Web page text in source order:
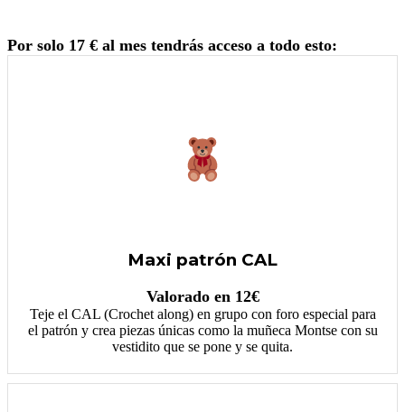
Por solo 17 € al mes tendrás acceso a todo esto:
Maxi patrón CAL
Valorado en 12€
Teje el CAL (Crochet along) en grupo con foro especial para
el patrón y crea piezas únicas como la muñeca Montse con su
vestidito que se pone y se quita.